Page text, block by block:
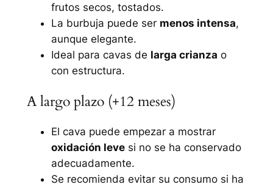
frutos secos, tostados.
La burbuja puede ser menos intensa,
aunque elegante.
Ideal para cavas de larga crianza o
con estructura.
A largo plazo (+12 meses)
El cava puede empezar a mostrar
oxidación levesi no se ha conservado
adecuadamente.
Se recomienda evitar su consumo si ha